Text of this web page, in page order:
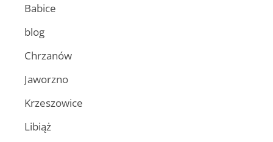
Babice
blog
Chrzanów
Jaworzno
Krzeszowice
Libiąż